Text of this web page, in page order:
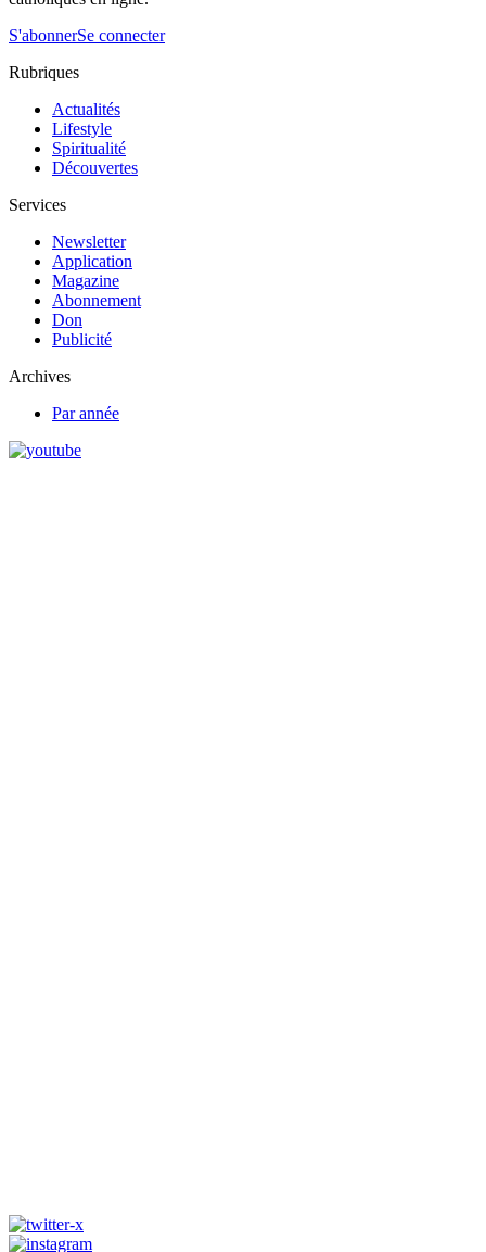
S'abonnerSe connecter
Rubriques
Actualités
Lifestyle
Spiritualité
Découvertes
Services
Newsletter
Application
Magazine
Abonnement
Don
Publicité
Archives
Par année